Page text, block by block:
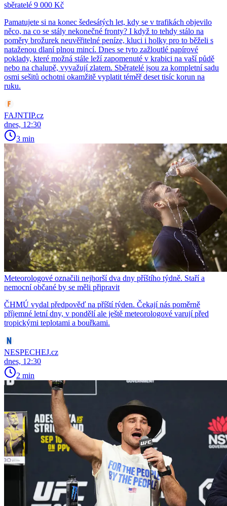
sběratelé 9 000 Kč
Pamatujete si na konec šedesátých let, kdy se v trafikách objevilo
něco, na co se stály nekonečné fronty? I když to tehdy stálo na
poměry brožurek neuvěřitelné peníze, kluci i holky pro to běželi s
nataženou dlaní plnou mincí. Dnes se tyto zažloutlé papírové
poklady, které možná stále leží zapomenuté v krabici na vaší půdě
nebo na chalupě, vyvažují zlatem. Sběratelé jsou za kompletní sadu
osmi sešitů ochotni okamžitě vyplatit téměř deset tisíc korun na
ruku.
FAJNTIP.cz
dnes, 12:30
3 min
Meteorologové označili nejhorší dva dny příštího týdně. Staří a
nemocní občané by se měli připravit
ČHMÚ vydal předpověď na příští týden. Čekají nás poměrně
příjemné letní dny, v pondělí ale ještě meteorologové varují před
tropickými teplotami a bouřkami.
NESPECHEJ.cz
dnes, 12:30
2 min